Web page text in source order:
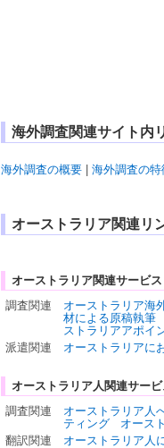
海外調査関連サイト内
海外調査の概要 海外調査の特
オーストラリア関連リ
オーストラリア関連サービス
調査関連
オーストラリア海
材による原稿執筆
ストラリアアポイ
派遣関連
オーストラリアに
オーストラリア人関連サー
調査関連
オーストラリア人
ティング
オース
翻訳関連
オーストラリア人